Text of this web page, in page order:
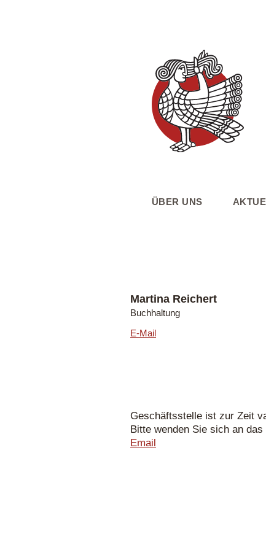
ÜBER UNS
Martina Reichert
Buchhaltung
E-Mail
Geschäftsstelle ist zur Zeit
Bitte wenden Sie sich an
Email